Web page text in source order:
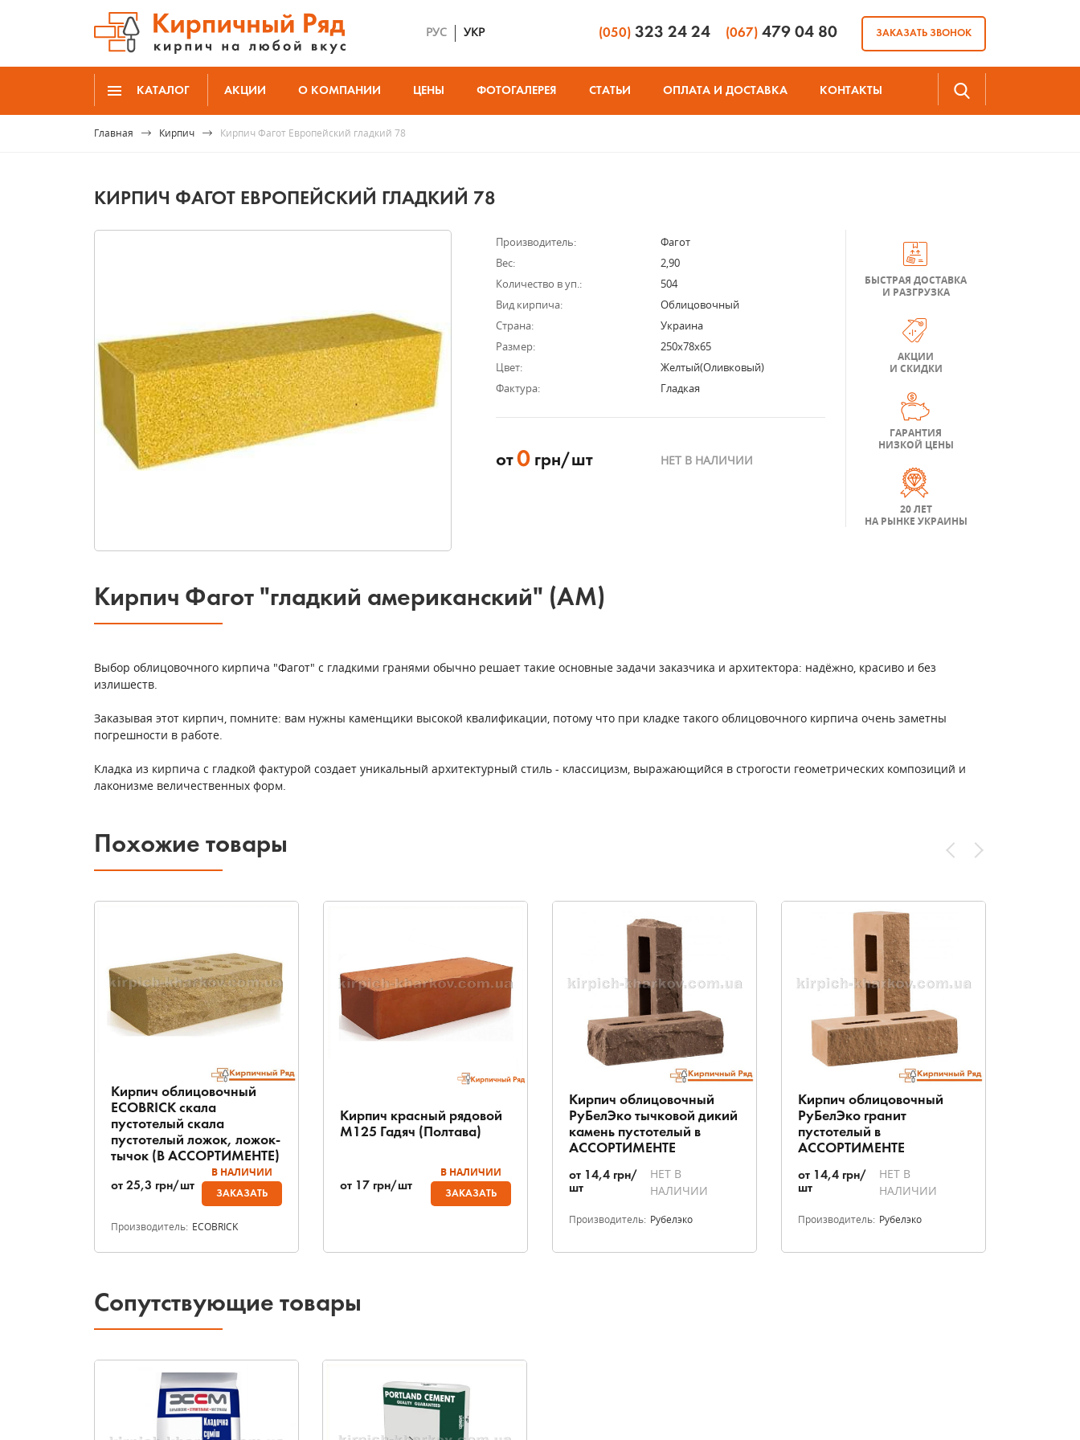
РУС УКР (050) 323 24 24 (067) 479 04 80 ЗАКАЗАТЬ ЗВОНОК
КАТАЛОГ АКЦИИ О КОМПАНИИ ЦЕНЫ ФОТОГАЛЕРЕЯ СТАТЬИ ОПЛАТА И ДОСТАВКА КОНТАКТЫ
Главная Кирпич Кирпич Фагот Европейский гладкий 78
КИРПИЧ ФАГОТ ЕВРОПЕЙСКИЙ ГЛАДКИЙ 78
Производитель:
Фагот
Вес:
2,90
Количество в уп.:
504
Вид кирпича:
Облицовочный
Страна:
Украина
Размер:
250х78х65
Цвет:
Желтый(оливковый)
Фактура:
Гладкая
от0 грн/шт НЕТ В НАЛИЧИИ
БЫСТРАЯ ДОСТАВКА
И РАЗГРУЗКА
АКЦИИ
И СКИДКИ
ГАРАНТИЯ
НИЗКОЙ ЦЕНЫ
20 ЛЕТ
НА РЫНКЕ УКРАИНЫ
Кирпич Фагот "гладкий американский" (АМ)
Выбор облицовочного кирпича "Фагот" с гладкими гранями обычно решает такие основные задачи заказчика и архитектора: надёжно, красиво и без
излишеств.
Заказывая этот кирпич, помните: вам нужны каменщики высокой квалификации, потому что при кладке такого облицовочного кирпича очень заметны
погрешности в работе.
Кладка из кирпича с гладкой фактурой создает уникальный архитектурный стиль - классицизм, выражающийся в строгости геометрических композиций и
лаконизме величественных форм.
Похожие товары
Кирпич облицовочный
ECOBRICK скала
пустотелый скала
пустотелый ложок, ложок-
тычок (В АССОРТИМЕНТЕ)
от 25,3 грн/шт
В НАЛИЧИИ
ЗАКАЗАТЬ
Производитель: ECOBRICK
Кирпич красный рядовой
М125 Гадяч (Полтава)
от 17 грн/шт
В НАЛИЧИИ
ЗАКАЗАТЬ
Кирпич облицовочный
РуБелЭко тычковой дикий
камень пустотелый в
АССОРТИМЕНТЕ
от 14,4 грн/
шт
НЕТ В
НАЛИЧИИ
Производитель: Рубелэко
Кирпич облицовочный
РуБелЭко гранит
пустотелый в
АССОРТИМЕНТЕ
от 14,4 грн/
шт
НЕТ В
НАЛИЧИИ
Производитель: Рубелэко
Сопутствующие товары